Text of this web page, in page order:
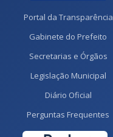
Portal da Transparência
Gabinete do Prefeito
Secretarias e Órgãos
Legislação Municipal
Diário Oficial
Perguntas Frequentes